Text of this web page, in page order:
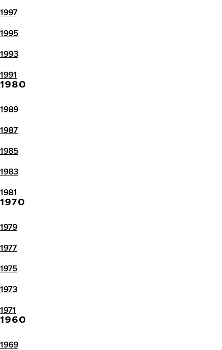
1997
1995
1993
1991
1980
1989
1987
1985
1983
1981
1970
1979
1977
1975
1973
1971
1960
1969